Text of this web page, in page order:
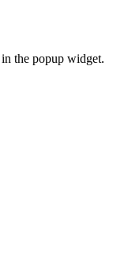
the popup widget.